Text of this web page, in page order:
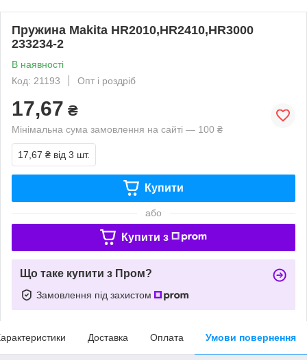
Пружина Makita HR2010,HR2410,HR3000
233234-2
В наявності
Код: 21193
Опт і роздріб
17,67 ₴
Мінімальна сума замовлення на сайті — 100 ₴
17,67 ₴ від 3 шт.
Купити
або
Купити з
Що таке купити з Пром?
Замовлення під захистом
Доставка Оплата Умови повернення